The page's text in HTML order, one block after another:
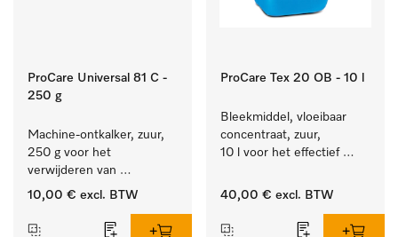
ProCare Universal 81 C -
250 g
Machine-ontkalker, zuur,
250 g voor het
verwijderen van
hardnekkige kalkaanslag.
10,00 € excl. BTW
ProCare Tex 20 OB - 10 l
Bleekmiddel, vloeibaar
concentraat, zuur,
10 l voor het effectief
hardnekkige vlekken.
40,00 € excl. BTW